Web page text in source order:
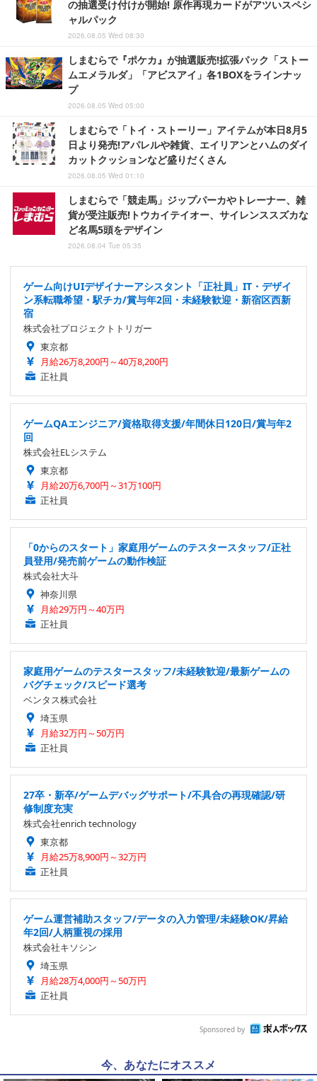
の抽選受け付けが開始! 原作再現カードがアツいスペシ
ャルパック
2026.08.05 Wed 08:30
しまむらで『ポケカ』が抽選販売!拡張パック「ストー
ムエメラルダ」「アビスアイ」各1BOXをラインナッ
プ
2026.08.05 Wed 05:00
しまむらで「トイ・ストーリー」アイテムが本日8月5
日より発売!アパレルや雑貨、エイリアンとハムのダイ
カットクッションなど盛りだくさん
2026.08.05 Wed 01:10
しまむらで「競走馬」ジップパーカやトレーナー、雑
貨が受注販売!トウカイテイオー、サイレンススズカな
ど名馬5頭をデザイン
2026.08.04 Tue 05:35
ゲーム向けUIデザイナーアシスタント「正社員」IT・デザイ
ン系転職希望・駅チカ/賞与年2回・未経験歓迎・新宿区西新
宿
株式会社プロジェクトトリガー
東京都
月給26万8,200円～40万8,200円
正社員
ゲームQAエンジニア/資格取得支援/年間休日120日/賞与年2
回
株式会社ELシステム
東京都
月給20万6,700円～31万100円
正社員
「0からのスタート」家庭用ゲームのテスタースタッフ/正社
員登用/発売前ゲームの動作検証
株式会社大斗
神奈川県
月給29万円～40万円
正社員
家庭用ゲームのテスタースタッフ/未経験歓迎/最新ゲームの
バグチェック/スピード選考
ベンタス株式会社
埼玉県
月給32万円～50万円
正社員
27卒・新卒/ゲームデバッグサポート/不具合の再現確認/研
修制度充実
株式会社enrich technology
東京都
月給25万8,900円～32万円
正社員
ゲーム運営補助スタッフ/データの入力管理/未経験OK/昇給
年2回/人柄重視の採用
株式会社キソシン
埼玉県
月給28万4,000円～50万円
正社員
Sponsored by
今、あなたにオススメ